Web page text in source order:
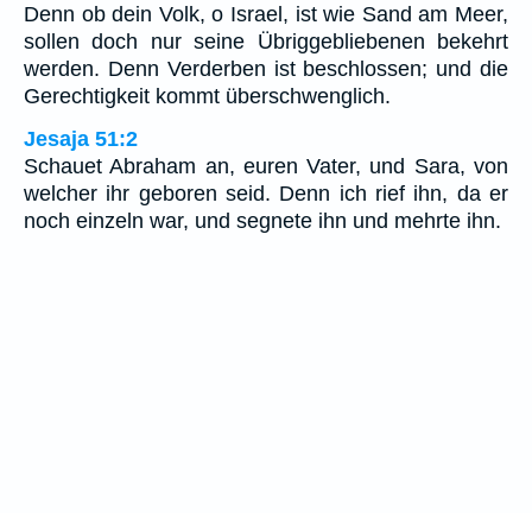
Denn ob dein Volk, o Israel, ist wie Sand am Meer,
sollen doch nur seine Übriggebliebenen bekehrt
werden. Denn Verderben ist beschlossen; und die
Gerechtigkeit kommt überschwenglich.
Jesaja 51:2
Schauet Abraham an, euren Vater, und Sara, von
welcher ihr geboren seid. Denn ich rief ihn, da er
noch einzeln war, und segnete ihn und mehrte ihn.